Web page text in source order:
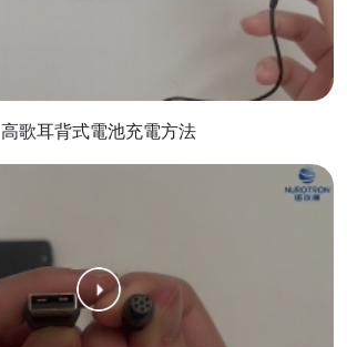
高歌耳背式電池充電方法